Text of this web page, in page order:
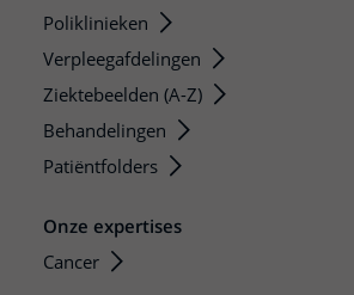
Poliklinieken
Verpleegafdelingen
Ziektebeelden (A-Z)
Behandelingen
Patiëntfolders
Onze expertises
Cancer